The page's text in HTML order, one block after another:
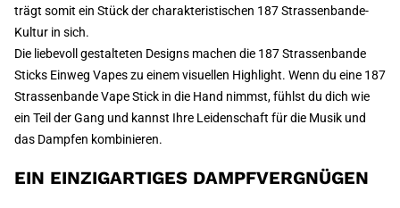
trägt somit ein Stück der charakteristischen 187 Strassenbande-
Kultur in sich.
Die liebevoll gestalteten Designs machen die 187 Strassenbande
Sticks Einweg Vapes zu einem visuellen Highlight. Wenn du eine 187
Strassenbande Vape Stick in die Hand nimmst, fühlst du dich wie
ein Teil der Gang und kannst Ihre Leidenschaft für die Musik und
das Dampfen kombinieren.
EIN EINZIGARTIGES DAMPFVERGNÜGEN